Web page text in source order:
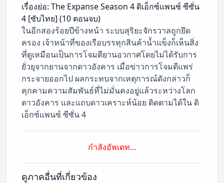
เรื่องย่อ: The Expanse Season 4 ดิเอ็กซ์แพนซ์ ซีซั่น
4 [ซับไทย] (10 ตอนจบ)
ในอีกสองร้อยปีข้างหน้า ระบบสุริยะจักรวาลถูกยึด
ครอง เจ้าหน้าที่ของเรือบรรทุกสินค้าน้ำแข็งก็เห็นสิ่ง
ที่ดูเหมือนเป็นการโจมตียานอวกาศโดยไม่ได้รับการ
ยั่วยุจากยานจากดาวอังคาร เมื่อข่าวการโจมตีแพร่
กระจายออกไป ผลกระทบจากเหตุการณ์ดังกล่าวก็
คุกคามความสัมพันธ์ที่ไม่มั่นคงอยู่แล้วระหว่างโลก
ดาวอังคาร และแถบดาวเคราะห์น้อย ติดตามได้ใน ดิ
เอ็กซ์แพนซ์ ซีซั่น 4
กำลังอัพเดท…
ดูภาคอื่นที่เกี่ยวข้อง